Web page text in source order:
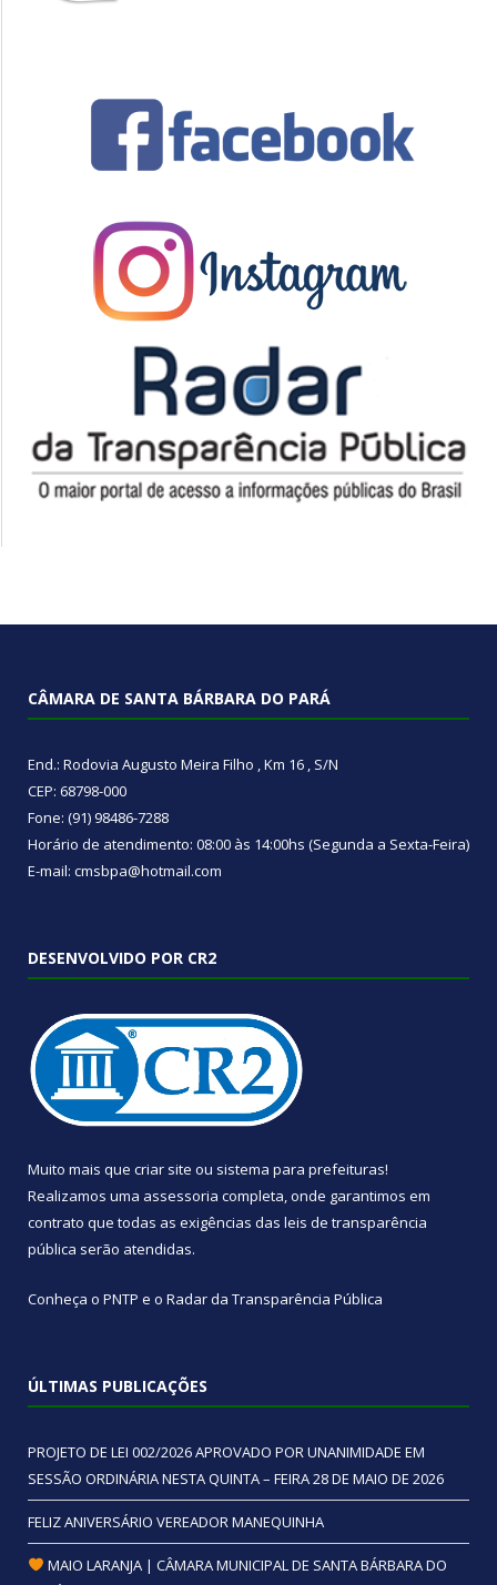
CÂMARA DE SANTA BÁRBARA DO PARÁ
End.: Rodovia Augusto Meira Filho , Km 16 , S/N
CEP: 68798-000
Fone: (91) 98486-7288
Horário de atendimento: 08:00 às 14:00hs (Segunda a Sexta-Feira)
E-mail: cmsbpa@hotmail.com
DESENVOLVIDO POR CR2
Muito mais que criar site ou sistema para prefeituras!
Realizamos uma assessoria completa, onde garantimos em
contrato que todas as exigências das leis de transparência
pública serão atendidas.
Conheça o PNTP e o Radar da Transparência Pública
ÚLTIMAS PUBLICAÇÕES
PROJETO DE LEI 002/2026 APROVADO POR UNANIMIDADE EM
SESSÃO ORDINÁRIA NESTA QUINTA – FEIRA 28 DE MAIO DE 2026
FELIZ ANIVERSÁRIO VEREADOR MANEQUINHA
MAIO LARANJA | CÂMARA MUNICIPAL DE SANTA BÁRBARA DO